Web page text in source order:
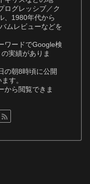
ログレッシブ／ク
、1980年代から
ムレビューなどを
ワードでGoogle検
実績がありま
の朝8時頃に公開
す。
から閲覧できま